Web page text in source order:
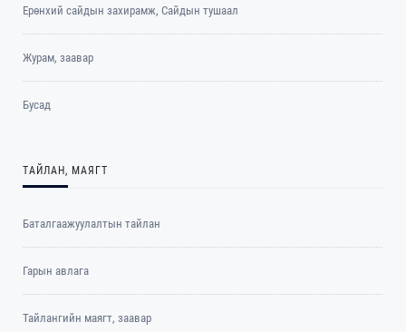
Ерөнхий сайдын захирамж, Сайдын тушаал
Журам, заавар
Бусад
ТАЙЛАН, МАЯГТ
Баталгаажуулалтын тайлан
Гарын авлага
Тайлангийн маягт, заавар